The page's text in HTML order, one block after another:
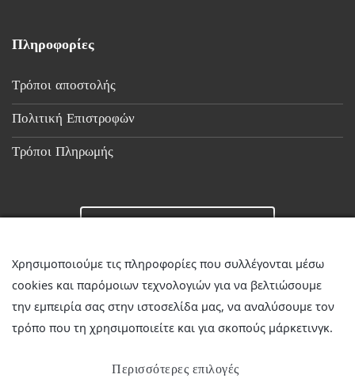
Πληροφορίες
Τρόποι αποστολής
Πολιτική Επιστροφών
Τρόποι Πληρωμής
☎23510 36349
discountstore.gr@gmail.com
Χρησιμοποιούμε τις πληροφορίες που συλλέγονται μέσω
cookies και παρόμοιων τεχνολογιών για να βελτιώσουμε
την εμπειρία σας στην ιστοσελίδα μας, να αναλύσουμε τον
τρόπο που τη χρησιμοποιείτε και για σκοπούς μάρκετινγκ.
Περισσότερες επιλογές